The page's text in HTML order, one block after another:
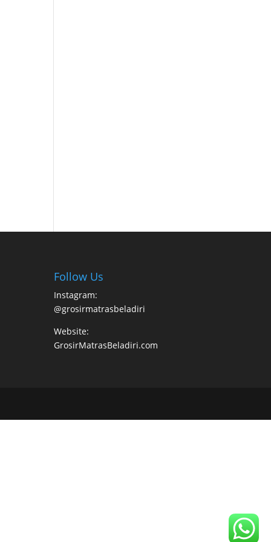
Follow Us
Instagram:
@grosirmatrasbeladiri
Website:
GrosirMatrasBeladiri.com